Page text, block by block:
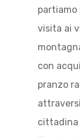
visita ai
con
pranzo
cittadina